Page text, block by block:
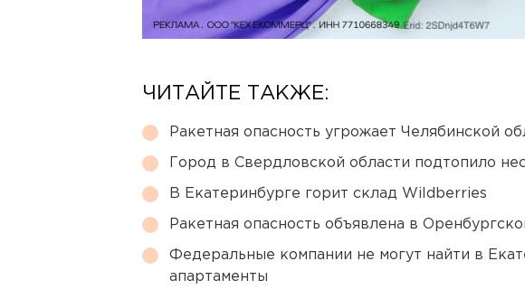
ЧИТАЙТЕ ТАКЖЕ:
Ракетная опасность угрожает Челябинской
Город в Свердловской области подтопило
В Екатеринбурге горит склад Wildberries
Ракетная опасность объявлена в
Федеральные компании не могут найти в
апартаменты